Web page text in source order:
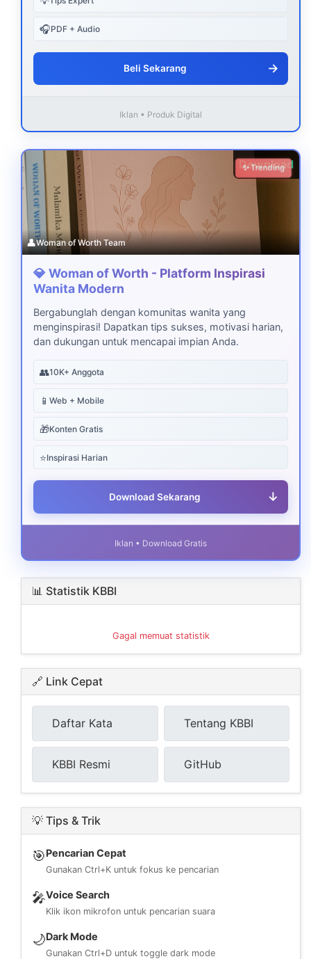
🎧PDF + Audio
Beli Sekarang →
Iklan • Produk Digital
Download
✨ Trending
👤Woman of Worth Team
💎 Woman of Worth - Platform Inspirasi
Wanita Modern
Bergabunglah dengan komunitas wanita yang
menginspirasi! Dapatkan tips sukses, motivasi harian,
dan dukungan untuk mencapai impian Anda.
👥10K+ Anggota
📱 Web + Mobile
🎁Konten Gratis
⭐Inspirasi Harian
Download Sekarang ↓
Iklan • Download Gratis
📊 Statistik KBBI
Gagal memuat statistik
🔗 Link Cepat
Daftar Kata Tentang KBBI
KBBI Resmi GitHub
💡 Tips & Trik
🎯Pencarian Cepat
Gunakan Ctrl+K untuk fokus ke pencarian
🎤Voice Search
Klik ikon mikrofon untuk pencarian suara
🌙Dark Mode
Gunakan Ctrl+D untuk toggle dark mode